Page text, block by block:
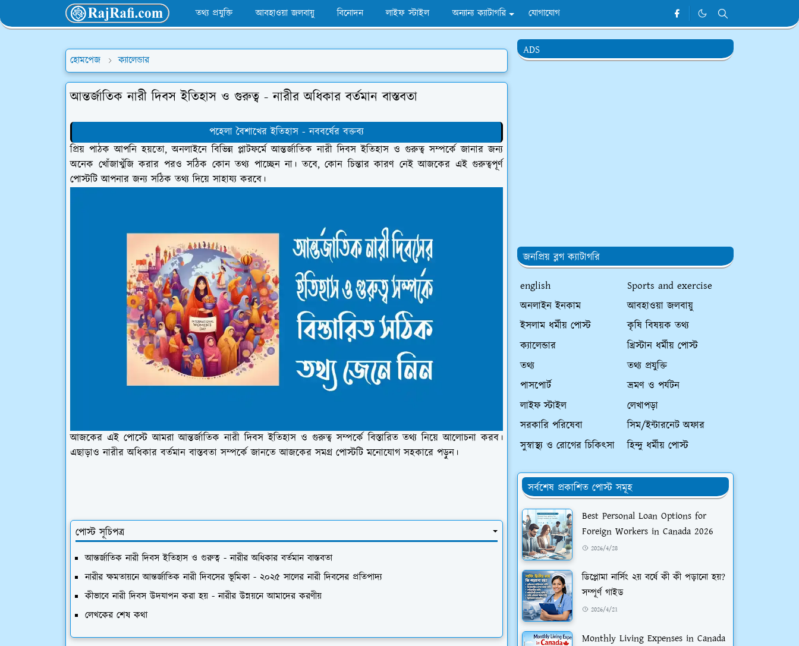
তথ্য প্রযুক্তি আবহাওয়া জলবায়ু বিনোদন লাইফ স্টাইল অন্যান্য ক্যাটাগরি যোগাযোগ
হোমপেজ ক্যালেন্ডার
আন্তর্জাতিক নারী দিবস ইতিহাস ও গুরুত্ব - নারীর অধিকার বর্তমান বাস্তবতা
পহেলা বৈশাখের ইতিহাস - নববর্ষের বক্তব্য
প্রিয় পাঠক আপনি হয়তো, অনলাইনে বিভিন্ন প্লাটফর্মে আন্তর্জাতিক নারী দিবস ইতিহাস ও গুরুত্ব সম্পর্কে জানার জন্য
অনেক খোঁজাখুঁজি করার পরও সঠিক কোন তথ্য পাচ্ছেন না। তবে, কোন চিন্তার কারণ নেই আজকের এই গুরুত্বপূর্ণ
পোস্টটি আপনার জন্য সঠিক তথ্য দিয়ে সাহায্য করবে।
আজকের এই পোস্টে আমরা আন্তর্জাতিক নারী দিবস ইতিহাস ও গুরুত্ব সম্পর্কে বিস্তারিত তথ্য নিয়ে আলোচনা করব।
এছাড়াও নারীর অধিকার বর্তমান বাস্তবতা সম্পর্কে জানতে আজকের সমগ্র পোস্টটি মনোযোগ সহকারে পড়ুন।
পোস্ট সূচিপত্র
আন্তর্জাতিক নারী দিবস ইতিহাস ও গুরুত্ব - নারীর অধিকার বর্তমান বাস্তবতা
নারীর ক্ষমতায়নে আন্তর্জাতিক নারী দিবসের ভূমিকা - ২০২৫ সালের নারী দিবসের প্রতিপাদ্য
কীভাবে নারী দিবস উদযাপন করা হয় - নারীর উন্নয়নে আমাদের করণীয়
লেখকের শেষ কথা
ADS
জনপ্রিয় ব্লগ ক্যাটাগরি
english
Sports and exercise
অনলাইন ইনকাম
আবহাওয়া জলবায়ু
ইসলাম ধর্মীয় পোস্ট
কৃষি বিষয়ক তথ্য
ক্যালেন্ডার
খ্রিস্টান ধর্মীয় পোস্ট
তথ্য
তথ্য প্রযুক্তি
পাসপোর্ট
ভ্রমণ ও পর্যটন
লাইফ স্টাইল
লেখাপড়া
সরকারি পরিষেবা
সিম/ইন্টারনেট অফার
সুস্বাস্থ্য ও রোগের চিকিৎসা
হিন্দু ধর্মীয় পোস্ট
সর্বশেষ প্রকাশিত পোস্ট সমূহ
Best Personal Loan Options for
Foreign Workers in Canada 2026
2026/4/28
ডিপ্লোমা নার্সিং ২য় বর্ষে কী কী পড়ানো হয়?
সম্পূর্ণ গাইড
2026/4/21
Monthly Living Expenses in Canada